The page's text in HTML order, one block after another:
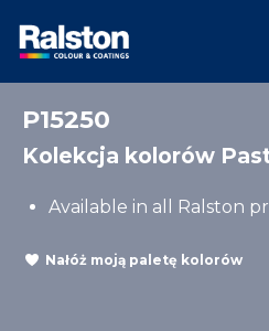
P15250
Kolekcja kolorów
Available in all Ralston
Nałóż moją paletę kolorów